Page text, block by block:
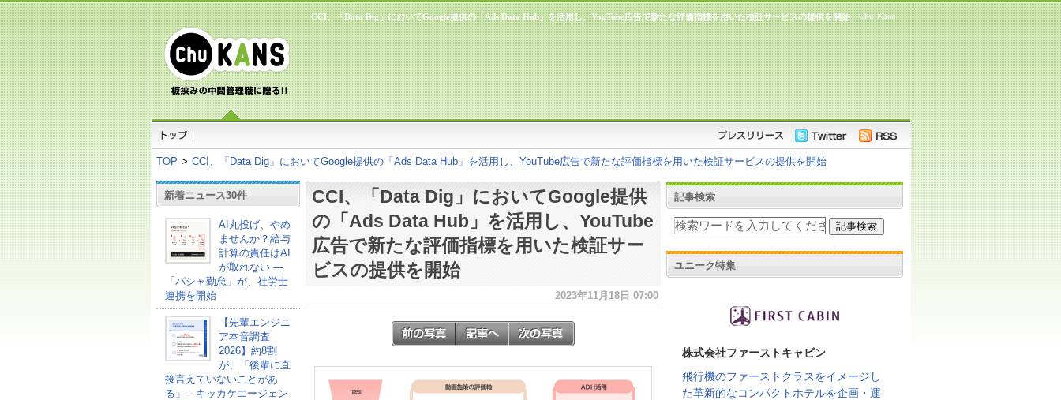
Chu-Kans
CCI、「Data Dig」においてGoogle提供の「Ads Data Hub」を活用し、YouTube広告で新たな評価指標を用いた検証サービスの提供を開始
TOP > CCI、「Data Dig」においてGoogle提供の「Ads Data Hub」を活用し、YouTube広告で新たな評価指標を用いた検証サービスの提供を開始
新着ニュース30件
AI丸投げ、やめ
ませんか？給与
計算の責任はAI
が取れない ―
「パシャ勤怠」が、社労士
連携を開始
【先輩エンジニ
ア本音調査
2026】約8割
が、「後輩に直
接言えていないことがあ
る」－キッカケエージェン
CCI、「Data Dig」においてGoogle提供
の「Ads Data Hub」を活用し、YouTube
広告で新たな評価指標を用いた検証サー
ビスの提供を開始
2023年11月18日 07:00
記事検索
ユニーク特集
株式会社ファーストキャビン
飛行機のファーストクラスをイメージし
た革新的なコンパクトホテルを企画・運